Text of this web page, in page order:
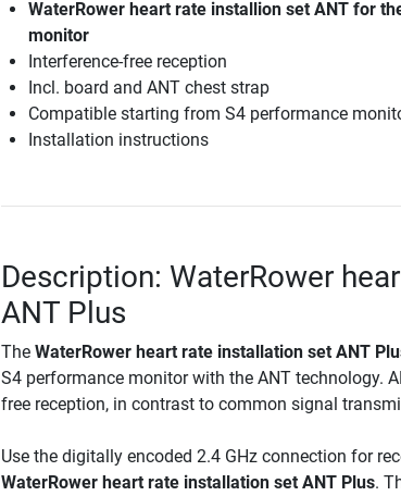
WaterRower heart rate installion set ANT for
monitor
Interference-free reception
Incl. board and ANT chest strap
Compatible starting from S4 performance
Installation instructions
Description: WaterRower
ANT Plus
The WaterRower heart rate installation set ANT
S4 performance monitor with the ANT technology.
free reception, in contrast to common signal
Use the digitally encoded 2.4 GHz connection for
WaterRower heart rate installation set ANT Plus.